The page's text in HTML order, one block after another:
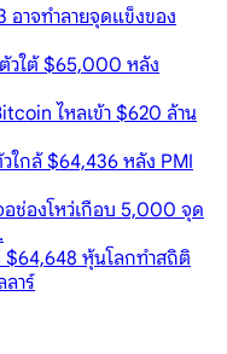
อาจทำลายจุดแข็งของ
ตัวใต้ $65,000 หลัง
ไหลเข้า $620 ล้าน
ใกล้ $64,436 หลัง PMI
อช่องโหว่เกือบ 5,000 จุด
$64,648 หุ้นโลกทำสถิติ
าร์